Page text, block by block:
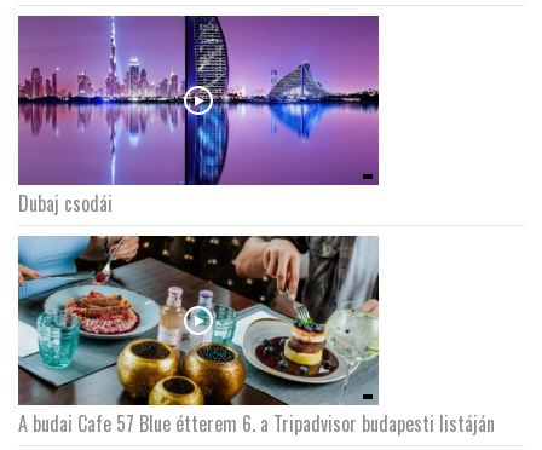
Dubaj csodái
A budai Cafe 57 Blue étterem 6. a Tripadvisor budapesti listáján